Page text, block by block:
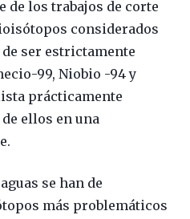
de los trabajos de corte
considerados
ser estrictamente
99, Niobio -94 y
prácticamente
ellos en una
se han de
más problemáticos